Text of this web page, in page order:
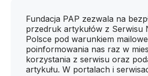
Fundacja PAP zezwala na
przedruk artykułów z Serwisu
Polsce pod warunkiem
poinformowania nas raz w
korzystania z serwisu oraz
artykułu. W portalach i